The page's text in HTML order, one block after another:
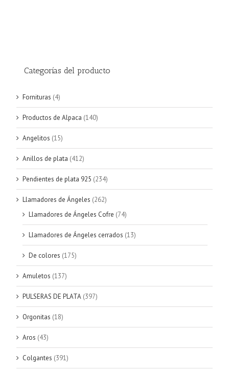
Categorías del producto
Fornituras (4)
Productos de Alpaca (140)
Angelitos (15)
Anillos de plata (412)
Pendientes de plata 925 (234)
Llamadores de Ángeles (262)
Llamadores de Ángeles Cofre (74)
Llamadores de Ángeles cerrados (13)
De colores (175)
Amuletos (137)
PULSERAS DE PLATA (397)
Orgonitas (18)
Aros (43)
Colgantes (391)